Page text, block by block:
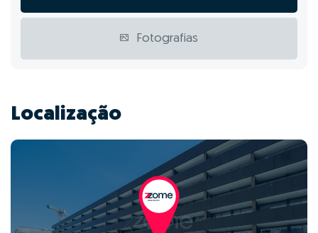
Fotografias
Localização